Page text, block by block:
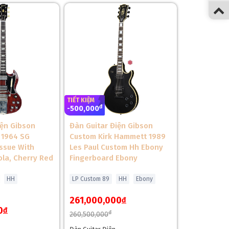
cả hợp âm 12 dây và solo 6 dây. Mặt phím
Celluloid Split Parallelogram tái hiện thiết kế thập
Gibson
SG
With
Cherry Red
HH
đ
TIẾT KIỆM
-500,000đ
Đàn Guitar Điện Gibson
Custom Kirk Hammett 1989
Les Paul Custom Hh Ebony
Fingerboard Ebony
LP Custom 89 HH Ebony
261,000,000đ
260,500,000đ